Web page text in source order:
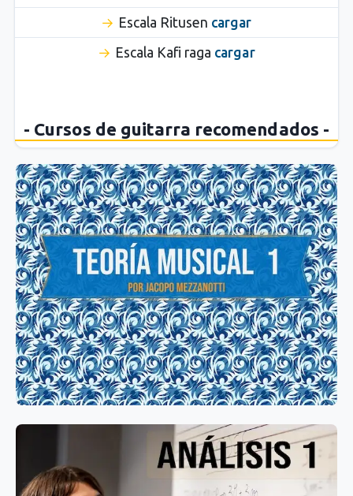
Escala Ritusen cargar
Escala Kafi raga cargar
- Cursos de guitarra recomendados -